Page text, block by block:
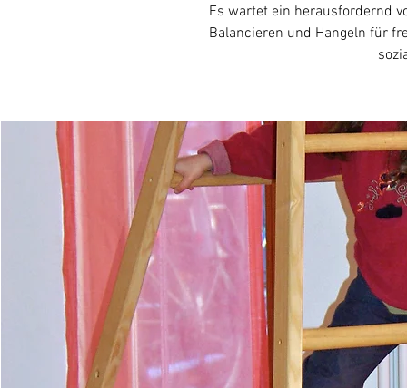
Es wartet ein herausfordernd
Balancieren und Hangeln für